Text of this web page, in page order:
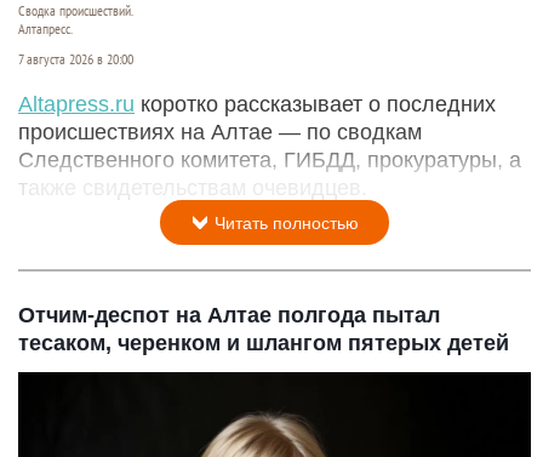
Сводка происшествий.
Алтапресс.
7 августа 2026 в 20:00
Аltapress.ru коротко рассказывает о последних
происшествиях на Алтае — по сводкам
Следственного комитета, ГИБДД, прокуратуры, а
также свидетельствам очевидцев.
Читать полностью
Отчим-деспот на Алтае полгода пытал
тесаком, черенком и шлангом пятерых детей